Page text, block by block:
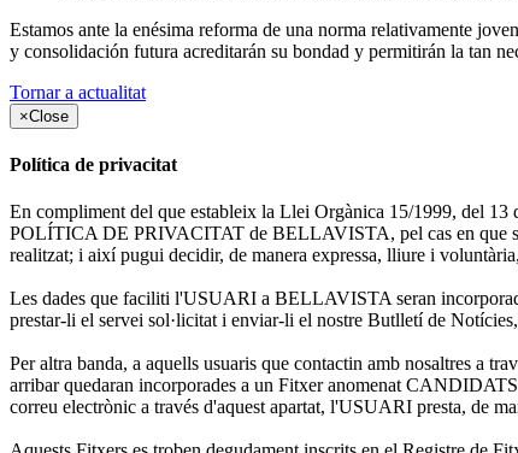
Estamos ante la enésima reforma de una norma relativamente
y consolidación futura acreditarán su bondad y permitirán la tan
Tornar a actualitat
×Close
Política de privacitat
En compliment del que estableix la Llei Orgànica 15/1999, del 13
POLÍTICA DE PRIVACITAT de BELLAVISTA, pel cas en que
realitzat; i així pugui decidir, de manera expressa, lliure i
Les dades que faciliti l'USUARI a BELLAVISTA seran
prestar-li el servei sol·licitat i enviar-li el nostre Butlletí de
Per altra banda, a aquells usuaris que contactin amb nosaltres a
arribar quedaran incorporades a un Fitxer anomenat
correu electrònic a través d'aquest apartat, l'USUARI presta, de